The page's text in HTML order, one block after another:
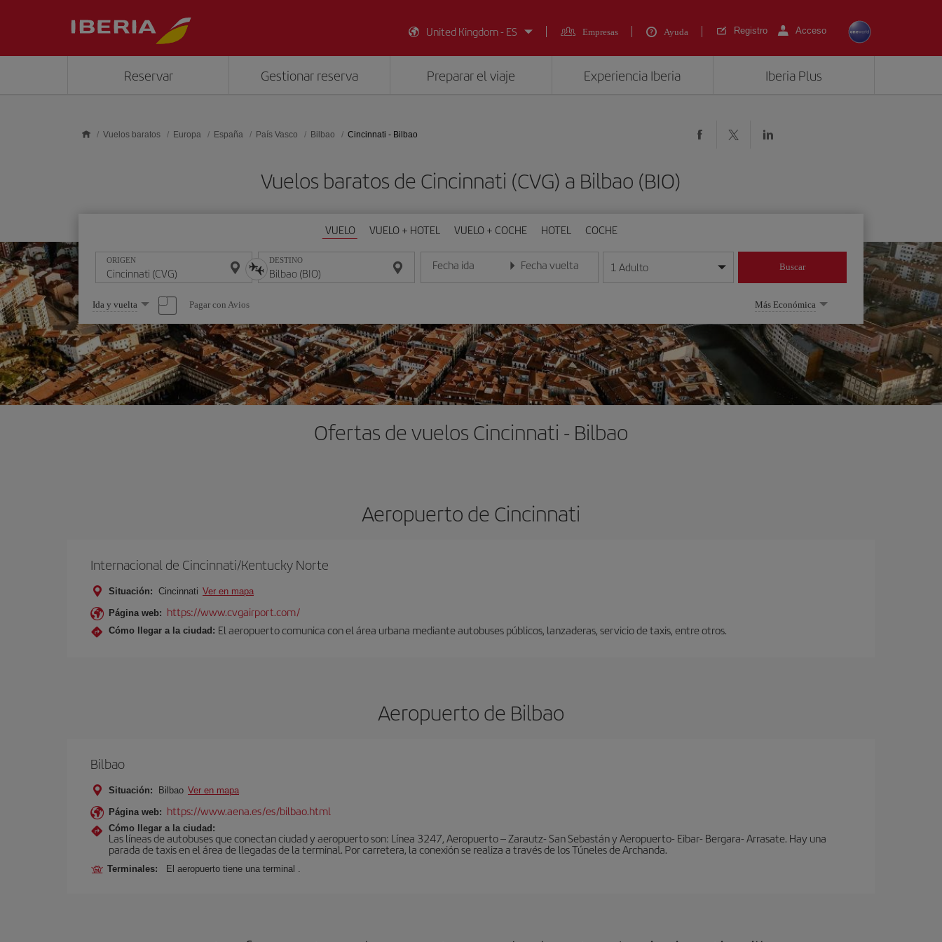
United Kingdom - ES
Empresas Ayuda Registro Acceso
Reservar Gestionar reserva Preparar el viaje Experiencia Iberia Iberia Plus
Vuelos baratos Europa España País Vasco Bilbao Cincinnati - Bilbao
Vuelos baratos de Cincinnati (CVG) a Bilbao (BIO)
VUELO VUELO + HOTEL VUELO + COCHE HOTEL COCHE
ORIGEN DESTINO Fecha ida
Introduce la fecha en formato día/mes/año
Fecha vuelta
Introduce la fecha en formato día/mes/año
1 Adulto Buscar
Seleccione
una
opción
Ida y vuelta Pagar con Avios Más Económica
Ofertas de vuelos Cincinnati - Bilbao
Aeropuerto de Cincinnati
Internacional de Cincinnati/Kentucky Norte
Situación: Cincinnati Ver en mapa
Página web: https://www.cvgairport.com/
Cómo llegar a la ciudad: El aeropuerto comunica con el área urbana mediante autobuses públicos, lanzaderas, servicio de taxis, entre otros.
Aeropuerto de Bilbao
Bilbao
Situación: Bilbao Ver en mapa
Página web: https://www.aena.es/es/bilbao.html
Cómo llegar a la ciudad:
Las líneas de autobuses que conectan ciudad y aeropuerto son: Línea 3247, Aeropuerto – Zarautz- San Sebastán y Aeropuerto- Eibar- Bergara- Arrasate. Hay una
parada de taxis en el área de llegadas de la terminal. Por carretera, la conexión se realiza a través de los Túneles de Archanda.
Terminales: El aeropuerto tiene una terminal .